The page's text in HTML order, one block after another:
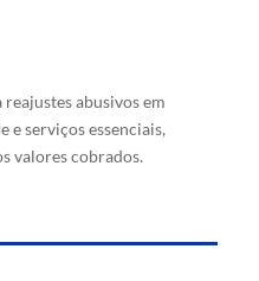
abusivos em
e serviços essenciais,
valores cobrados.
de saúde e serviços
e justiça nos valores